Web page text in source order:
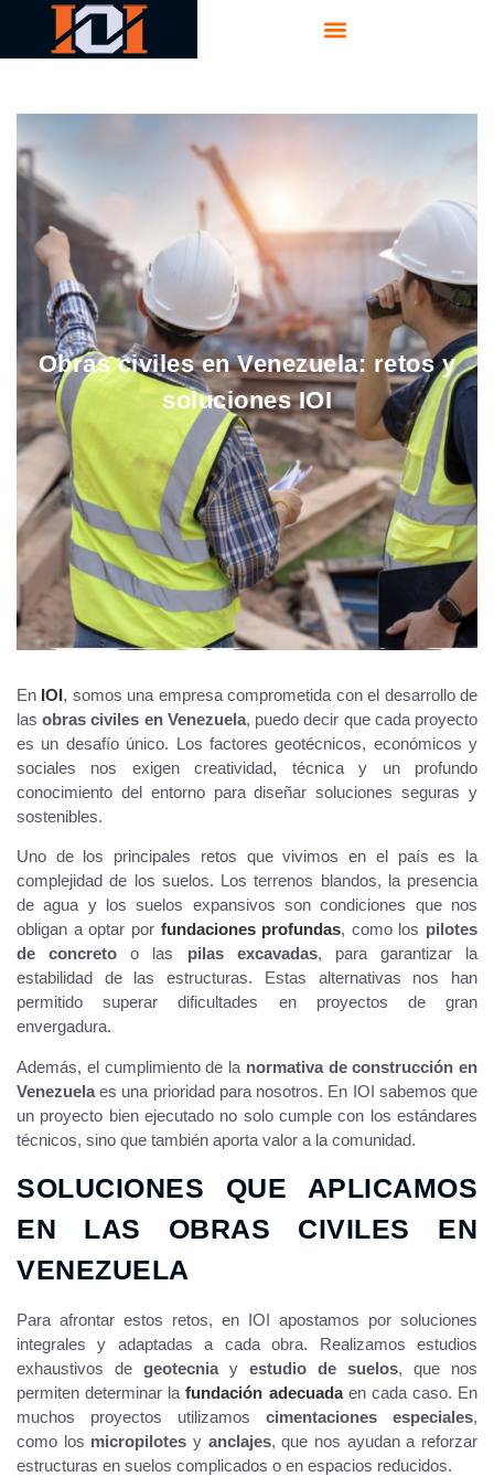
Obras civiles en Venezuela: retos y
soluciones IOI
En IOI, somos una empresa comprometida con el desarrollo de
lasobras civiles en Venezuela, puedo decir que cada proyecto
es un desafío único. Los factores geotécnicos, económicos y
sociales nos exigen creatividad, técnica y un profundo
conocimiento del entorno para diseñar soluciones seguras y
sostenibles.
Uno de los principales retos que vivimos en el país es la
complejidad de los suelos. Los terrenos blandos, la presencia
de agua y los suelos expansivos son condiciones que nos
obligan a optar por fundaciones profundas, como los pilotes
de concreto o las pilas excavadas, para garantizar la
estabilidad de las estructuras. Estas alternativas nos han
permitido superar dificultades en proyectos de gran
envergadura.
Además, el cumplimiento de la normativa de construcción en
Venezuelaes una prioridad para nosotros. En IOI sabemos que
un proyecto bien ejecutado no solo cumple con los estándares
técnicos, sino que también aporta valor a la comunidad.
SOLUCIONES QUE APLICAMOS
EN LAS OBRAS CIVILES EN
VENEZUELA
Para afrontar estos retos, en IOI apostamos por soluciones
integrales y adaptadas a cada obra. Realizamos estudios
exhaustivos de geotecniay estudio de suelos, que nos
permiten determinar lafundación adecuadaen cada caso. En
muchos proyectos utilizamos cimentaciones especiales,
como los micropilotes y anclajes, que nos ayudan a reforzar
estructuras en suelos complicados o en espacios reducidos.